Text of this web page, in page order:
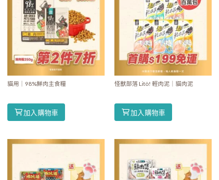
貓用｜98%鮮肉主食糧
加入購物車
怪獸部落 Litö! 輕肉泥｜貓肉泥
加入購物車